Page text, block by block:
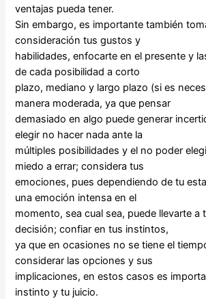
ventajas pueda tener.
Sin embargo, es importante también
consideración tus gustos y
habilidades, enfocarte en el presente y
de cada posibilidad a corto
plazo, mediano y largo plazo (si es
manera moderada, ya que pensar
demasiado en algo puede generar
elegir no hacer nada ante la
múltiples posibilidades y el no poder
miedo a errar; considera tus
emociones, pues dependiendo de tu
una emoción intensa en el
momento, sea cual sea, puede llevarte a
decisión; confiar en tus instintos,
ya que en ocasiones no se tiene el
considerar las opciones y sus
implicaciones, en estos casos es
instinto y tu juicio.